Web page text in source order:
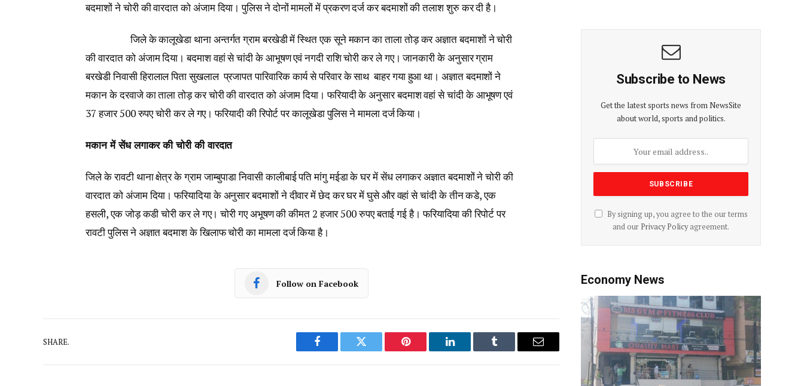
बदमाशों ने चोरी की वारदात को अंजाम दिया। पुलिस ने दोनों मामलों में प्रकरण दर्ज कर बदमाशों की तलाश शुरु कर दी है।
जिले के कालूखेडा थाना अन्तर्गत ग्राम बरखेडी में स्थित एक सूने मकान का ताला तोड़ कर अज्ञात बदमाशों ने चोरी
की वारदात को अंजाम दिया। बदमाश वहां से चांदी के आभूषण एवं नगदी राशि चोरी कर ले गए। जानकारी के अनुसार ग्राम
बरखेडी निवासी हिरालाल पिता सुखलाल प्रजापत पारिवारिक कार्य से परिवार के साथ बाहर गया हुआ था। अज्ञात बदमाशों ने
मकान के दरवाजे का ताला तोड़ कर चोरी की वारदात को अंजाम दिया। फरियादी के अनुसार बदमाश वहां से चांदी के आभूषण एवं
37 हजार 500 रुपए चोरी कर ले गए। फरियादी की रिपोर्ट पर कालूखेडा पुलिस ने मामला दर्ज किया।
मकान में सेंध लगाकर की चोरी की वारदात
जिले के रावटी थाना क्षेत्र के ग्राम जाम्बुपाडा निवासी कालीबाई पति मांगु मईडा के घर में सेंध लगाकर अज्ञात बदमाशों ने चोरी की
वारदात को अंजाम दिया। फरियादिया के अनुसार बदमाशों ने दीवार में छेद कर घर में घुसे और वहां से चांदी के तीन कडे, एक
हसली, एक जोड़ कडी चोरी कर ले गए। चोरी गए अभूषण की कीमत 2 हजार 500 रुपए बताई गई है। फरियादिया की रिपोर्ट पर
रावटी पुलिस ने अज्ञात बदमाश के खिलाफ चोरी का मामला दर्ज किया है।
Follow on Facebook
SHARE.
Facebook Twitter Pinterest LinkedIn Tumblr Email
Subscribe to News
Get the latest sports news from NewsSite
about world, sports and politics.
By signing up, you agree to the our terms
and our Privacy Policyagreement.
Economy News